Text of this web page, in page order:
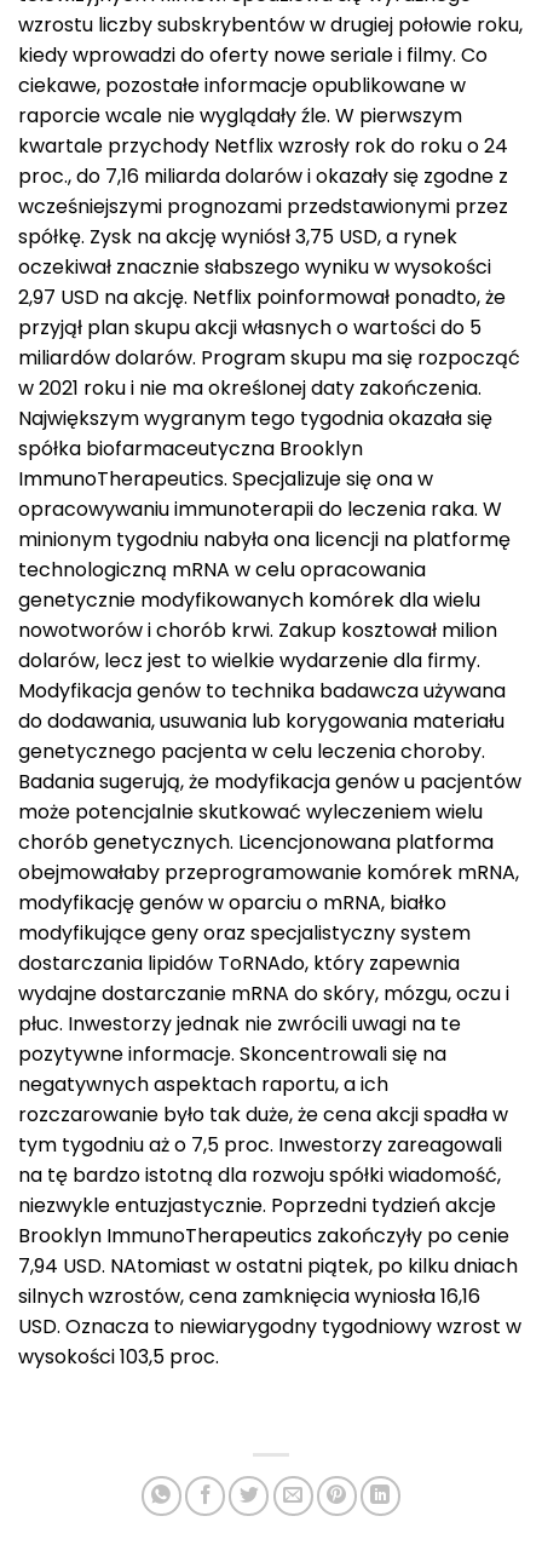
wzrostu liczby subskrybentów w drugiej połowie roku,
kiedy wprowadzi do oferty nowe seriale i filmy. Co
ciekawe, pozostałe informacje opublikowane w
raporcie wcale nie wyglądały źle. W pierwszym
kwartale przychody Netflix wzrosły rok do roku o 24
proc., do 7,16 miliarda dolarów i okazały się zgodne z
wcześniejszymi prognozami przedstawionymi przez
spółkę. Zysk na akcję wyniósł 3,75 USD, a rynek
oczekiwał znacznie słabszego wyniku w wysokości
2,97 USD na akcję. Netflix poinformował ponadto, że
przyjął plan skupu akcji własnych o wartości do 5
miliardów dolarów. Program skupu ma się rozpocząć
w 2021 roku i nie ma określonej daty zakończenia.
Największym wygranym tego tygodnia okazała się
spółka biofarmaceutyczna Brooklyn
ImmunoTherapeutics. Specjalizuje się ona w
opracowywaniu immunoterapii do leczenia raka. W
minionym tygodniu nabyła ona licencji na platformę
technologiczną mRNA w celu opracowania
genetycznie modyfikowanych komórek dla wielu
nowotworów i chorób krwi. Zakup kosztował milion
dolarów, lecz jest to wielkie wydarzenie dla firmy.
Modyfikacja genów to technika badawcza używana
do dodawania, usuwania lub korygowania materiału
genetycznego pacjenta w celu leczenia choroby.
Badania sugerują, że modyfikacja genów u pacjentów
może potencjalnie skutkować wyleczeniem wielu
chorób genetycznych. Licencjonowana platforma
obejmowałaby przeprogramowanie komórek mRNA,
modyfikację genów w oparciu o mRNA, białko
modyfikujące geny oraz specjalistyczny system
dostarczania lipidów ToRNAdo, który zapewnia
wydajne dostarczanie mRNA do skóry, mózgu, oczu i
płuc. Inwestorzy jednak nie zwrócili uwagi na te
pozytywne informacje. Skoncentrowali się na
negatywnych aspektach raportu, a ich
rozczarowanie było tak duże, że cena akcji spadła w
tym tygodniu aż o 7,5 proc. Inwestorzy zareagowali
na tę bardzo istotną dla rozwoju spółki wiadomość,
niezwykle entuzjastycznie. Poprzedni tydzień akcje
Brooklyn ImmunoTherapeutics zakończyły po cenie
7,94 USD. NAtomiast w ostatni piątek, po kilku dniach
silnych wzrostów, cena zamknięcia wyniosła 16,16
USD. Oznacza to niewiarygodny tygodniowy wzrost w
wysokości 103,5 proc.